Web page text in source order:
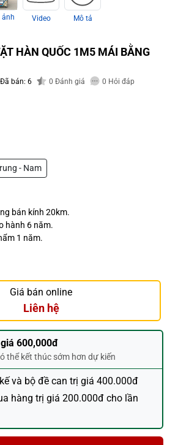
ảnh Video Mô tả
HÀN QUỐC 1M5 MÁI BẰNG
Đã bán: 6 0 Đánh giá 0 Hỏi đáp
- Nam
bán kính 20km.
hành 6 năm.
1 năm.
Giá bán online
Liên hệ
600,000đ
thể kết thúc sớm hơn dự kiến
và bộ đề can trị giá 400.000đ
hàng trị giá 200.000đ cho lần